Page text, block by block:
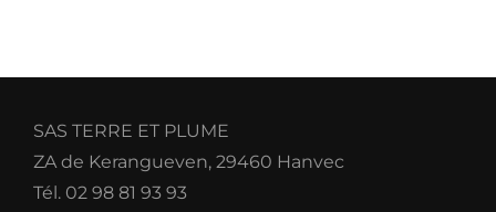
SAS TERRE ET PLUME
ZA de Kerangueven, 29460 Hanvec
Tél. 02 98 81 93 93